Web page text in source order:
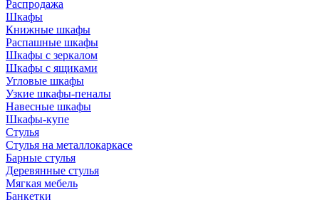
Распродажа
Шкафы
Книжные шкафы
Распашные шкафы
Шкафы с зеркалом
Шкафы с ящиками
Угловые шкафы
Узкие шкафы-пеналы
Навесные шкафы
Шкафы-купе
Стулья
Стулья на металлокаркасе
Барные стулья
Деревянные стулья
Мягкая мебель
Банкетки